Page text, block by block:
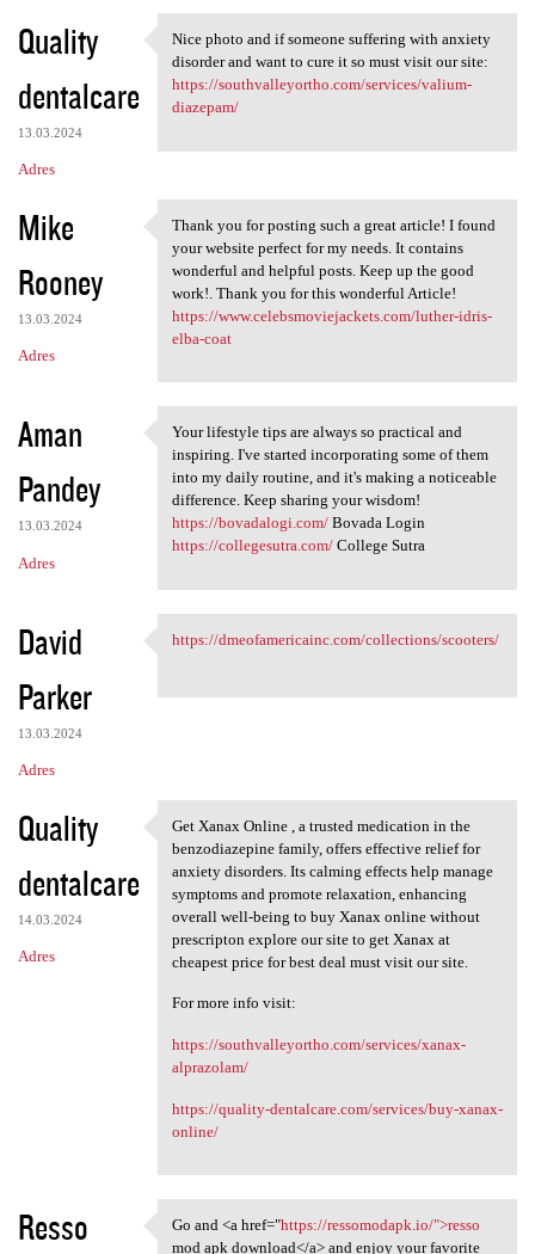
Quality
dentalcare
13.03.2024
Adres
Nice photo and if someone
Nice photo and if someone suffering with anxiety
disorder and want to cure it so must visit our site:
https://southvalleyortho.com/services/valium-
diazepam/
Mike
Rooney
13.03.2024
Adres
Thank you for posting such a
Thank you for posting such a great article! I found
your website perfect for my needs. It contains
wonderful and helpful posts. Keep up the good
work!. Thank you for this wonderful Article!
https://www.celebsmoviejackets.com/luther-idris-
elba-coat
Aman
Pandey
13.03.2024
Adres
Your lifestyle tips are
Your lifestyle tips are always so practical and
inspiring. I've started incorporating some of them
into my daily routine, and it's making a noticeable
difference. Keep sharing your wisdom!
https://bovadalogi.com/Bovada Login
https://collegesutra.com/College Sutra
David
Parker
13.03.2024
Adres
https://dmeofamericainc.com
https://dmeofamericainc.com/collections/scooters/
Quality
dentalcare
14.03.2024
Adres
Get Xanax Online , a trusted
Get Xanax Online , a trusted medication in the
benzodiazepine family, offers effective relief for
anxiety disorders. Its calming effects help manage
symptoms and promote relaxation, enhancing
overall well-being to buy Xanax online without
prescripton explore our site to get Xanax at
cheapest price for best deal must visit our site.
For more info visit:
https://southvalleyortho.com/services/xanax-
alprazolam/
https://quality-dentalcare.com/services/buy-xanax-
online/
Resso
Go and <a href="https:/
Go and <a href="https://ressomodapk.io/">resso
mod apk download</a> and enjoy your favorite